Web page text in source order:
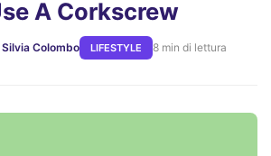
A Corkscrew
Silvia Colombo LIFESTYLE 8 min di lettura